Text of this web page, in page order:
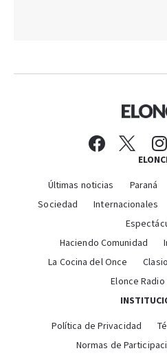
Últimas noticias Paraná
Sociedad
Internacionales
Haciendo Comunidad
La Cocina del Once
Elonce
Política de Privacidad
Normas de